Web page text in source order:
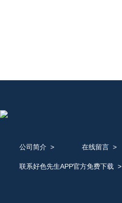
公司简介 > 在线留言>
联系好色先生APP官方免费下载 >